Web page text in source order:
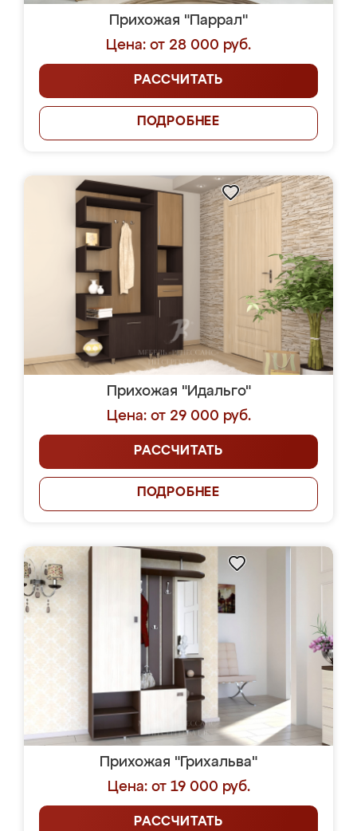
Прихожая "Паррал"
Цена: от 28 000 руб.
РАССЧИТАТЬ
ПОДРОБНЕЕ
Прихожая "Идальго"
Цена: от 29 000 руб.
РАССЧИТАТЬ
ПОДРОБНЕЕ
Прихожая "Грихальва"
Цена: от 19 000 руб.
РАССЧИТАТЬ